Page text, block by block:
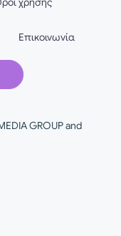
GROUP and
Επικοινωνία